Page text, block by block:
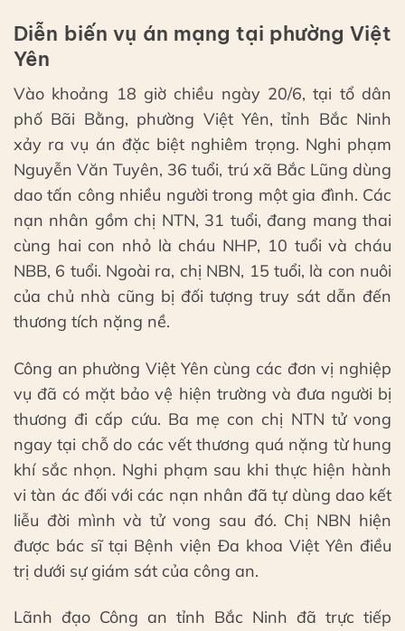
Diễn biến vụ án mạng tại phường Việt
Yên
Vào khoảng 18 giờ chiều ngày 20/6, tại tổ dân
phố Bãi Bằng, phường Việt Yên, tỉnh Bắc Ninh
xảy ra vụ án đặc biệt nghiêm trọng. Nghi phạm
Nguyễn Văn Tuyên, 36 tuổi, trú xã Bắc Lũng dùng
dao tấn công nhiều người trong một gia đình. Các
nạn nhân gồm chị NTN, 31 tuổi, đang mang thai
cùng hai con nhỏ là cháu NHP, 10 tuổi và cháu
NBB, 6 tuổi. Ngoài ra, chị NBN, 15 tuổi, là con nuôi
của chủ nhà cũng bị đối tượng truy sát dẫn đến
thương tích nặng nề.
Công an phường Việt Yên cùng các đơn vị nghiệp
vụ đã có mặt bảo vệ hiện trường và đưa người bị
thương đi cấp cứu. Ba mẹ con chị NTN tử vong
ngay tại chỗ do các vết thương quá nặng từ hung
khí sắc nhọn. Nghi phạm sau khi thực hiện hành
vi tàn ác đối với các nạn nhân đã tự dùng dao kết
liễu đời mình và tử vong sau đó. Chị NBN hiện
được bác sĩ tại Bệnh viện Đa khoa Việt Yên điều
trị dưới sự giám sát của công an.
Lãnh đạo Công an tỉnh Bắc Ninh đã trực tiếp